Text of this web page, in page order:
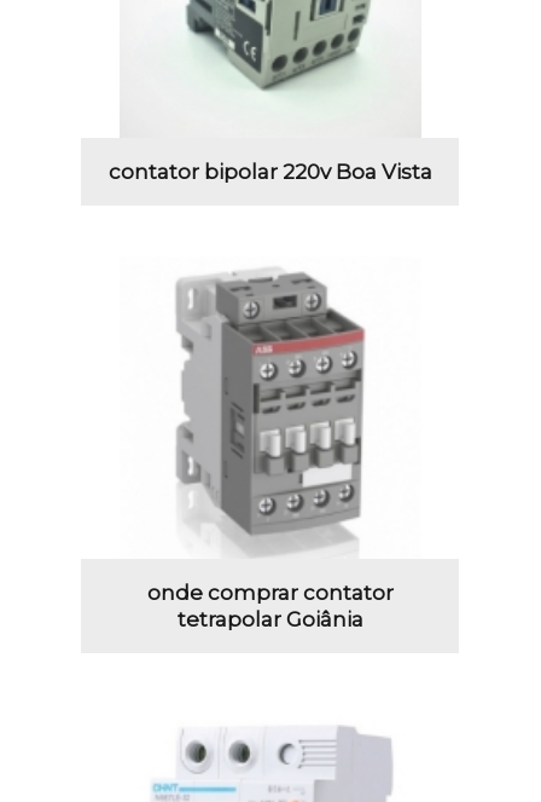
contator bipolar 220v Boa Vista
onde comprar contator
tetrapolar Goiânia